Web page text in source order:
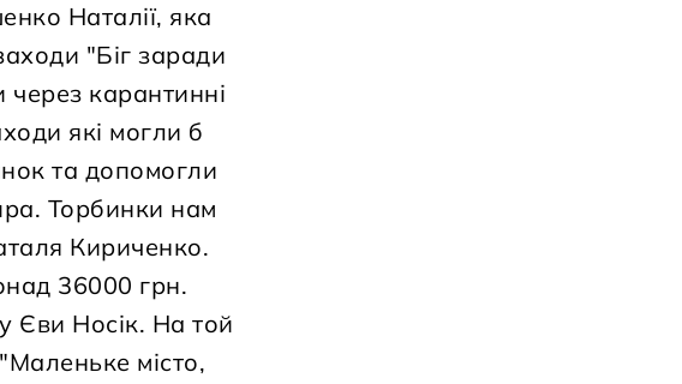
Наталії, яка
"Біг заради
карантинні
які могли б
та допомогли
Торбинки нам
Кириченко.
36000 грн.
Єви Носік. На той
місто,